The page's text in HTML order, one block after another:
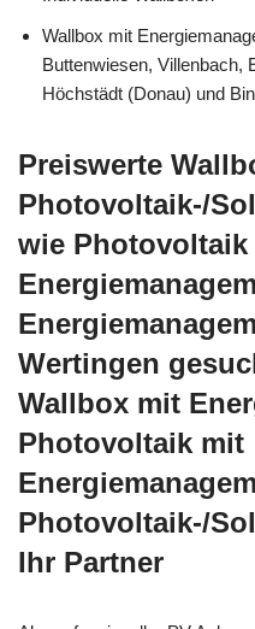
Wallbox mit
Buttenwiesen, Villenbach,
Höchstädt (Donau) und
Preiswerte
Photovoltaik-/
wie Photovoltaik
Wertingen
Wallbox mit
Photovoltaik mit
Photovoltaik-/
Ihr Partner